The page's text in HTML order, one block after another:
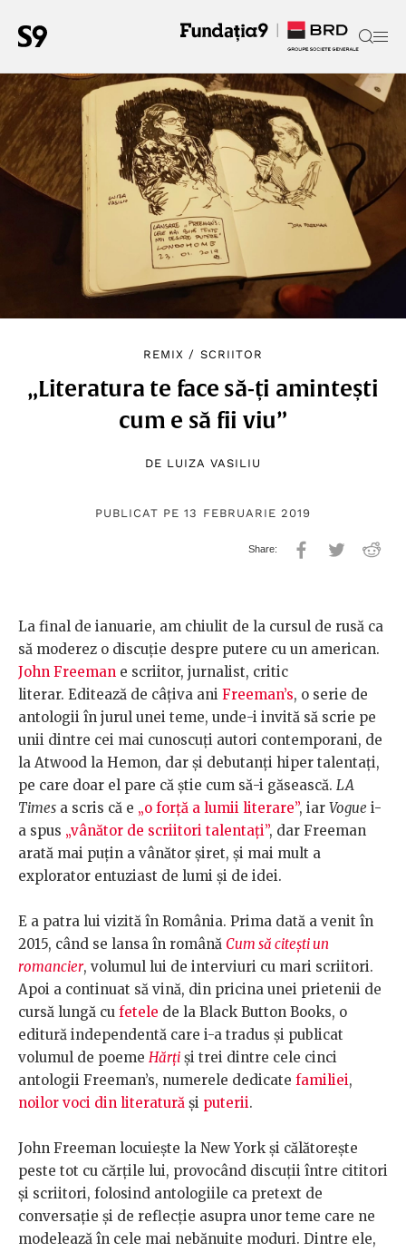
REMIX / SCRIITOR
„Literatura te face să-ți amintești
cum e să fii viu”
DE LUIZA VASILIU
PUBLICAT PE 13 FEBRUARIE 2019
La final de ianuarie, am chiulit de la cursul de rusă ca
să moderez o discuție despre putere cu un american.
John Freeman e scriitor, jurnalist, critic
literar. Editează de câțiva ani Freeman’s, o serie de
antologii în jurul unei teme, unde-i invită să scrie pe
unii dintre cei mai cunoscuți autori contemporani, de
la Atwood la Hemon, dar și debutanți hiper talentați,
pe care doar el pare că știe cum să-i găsească. LA
Times a scris că e „o forță a lumii literare”, iar Vogue i-
a spus „vânător de scriitori talentați”, dar Freeman
arată mai puțin a vânător șiret, și mai mult a
explorator entuziast de lumi și de idei.
E a patra lui vizită în România. Prima dată a venit în
2015, când se lansa în română Cum să citești un
romancier, volumul lui de interviuri cu mari scriitori.
Apoi a continuat să vină, din pricina unei prietenii de
cursă lungă cu fetele de la Black Button Books, o
editură independentă care i-a tradus și publicat
volumul de poeme Hărți și trei dintre cele cinci
antologii Freeman’s, numerele dedicate familiei,
noilor voci din literatură și puterii.
John Freeman locuiește la New York și călătorește
peste tot cu cărțile lui, provocând discuții între cititori
și scriitori, folosind antologiile ca pretext de
conversație și de reflecție asupra unor teme care ne
modelează în cele mai nebănuite moduri. Dintre ele,